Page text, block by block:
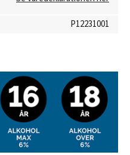
P12231001